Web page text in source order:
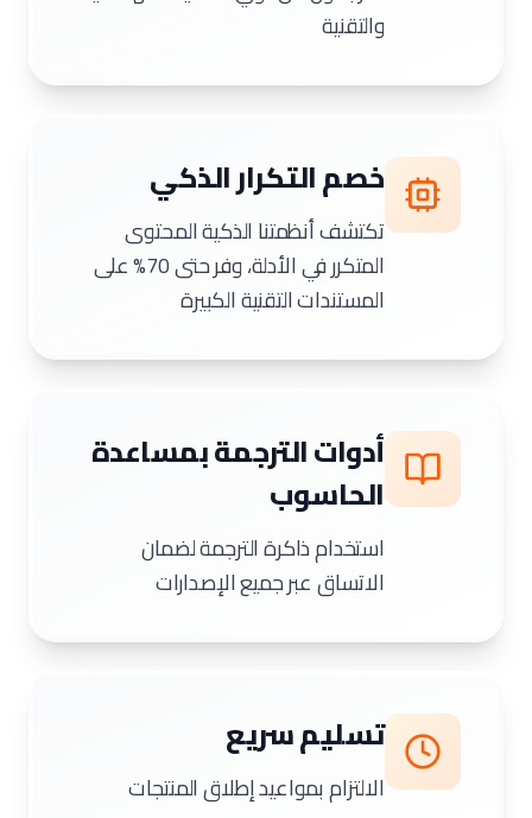
والتقنية
خصم التكرار الذكي
تكتشف أنظمتنا الذكية المحتوى
المتكرر في الأدلة، وفر حتى 70% على
المستندات التقنية الكبيرة
أدوات الترجمة بمساعدة
الحاسوب
استخدام ذاكرة الترجمة لضمان
الاتساق عبر جميع الإصدارات
تسليم سريع
الالتزام بمواعيد إطلاق المنتجات